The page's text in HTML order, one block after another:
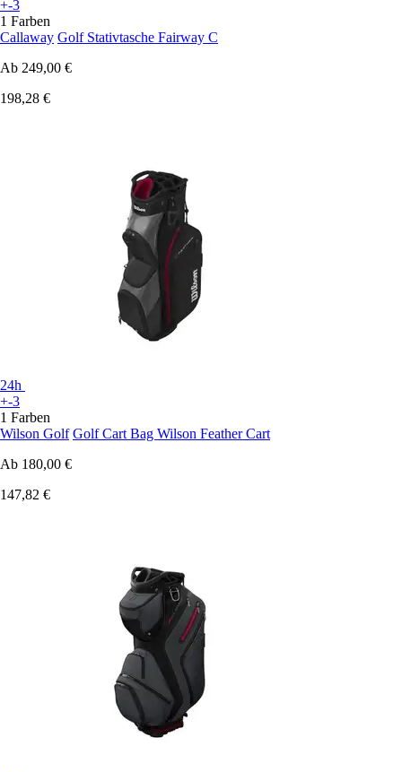
+-3
1 Farben
Callaway Golf Stativtasche Fairway C
Ab 249,00 €
198,28 €
24h
+-3
1 Farben
Wilson Golf Golf Cart Bag Wilson Feather Cart
Ab 180,00 €
147,82 €